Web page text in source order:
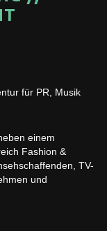
für PR, Musik
einem
Fashion &
TV-
und